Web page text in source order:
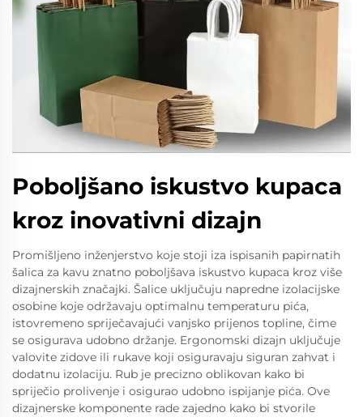
Poboljšano iskustvo kupaca
kroz inovativni dizajn
Promišljeno inženjerstvo koje stoji iza ispisanih papirnatih
šalica za kavu znatno poboljšava iskustvo kupaca kroz više
dizajnerskih značajki. Šalice uključuju napredne izolacijske
osobine koje održavaju optimalnu temperaturu pića,
istovremeno spriječavajući vanjsko prijenos topline, čime
se osigurava udobno držanje. Ergonomski dizajn uključuje
valovite zidove ili rukave koji osiguravaju siguran zahvat i
dodatnu izolaciju. Rub je precizno oblikovan kako bi
spriječio prolivenje i osigurao udobno ispijanje pića. Ove
dizajnerske komponente rade zajedno kako bi stvorile